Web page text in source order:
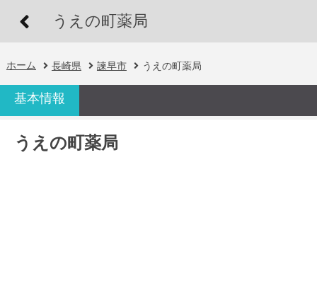
うえの町薬局
ホーム 長崎県 諫早市 うえの町薬局
基本情報
うえの町薬局